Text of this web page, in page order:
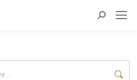
Recherche